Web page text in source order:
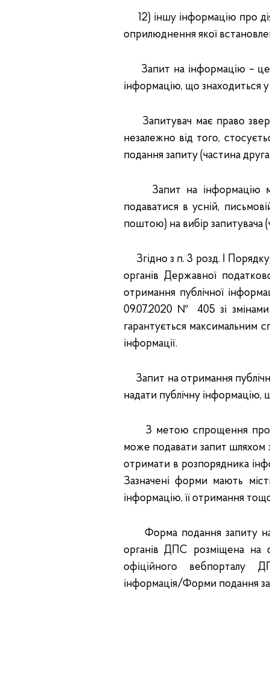
12) іншу інформацію про
оприлюднення якої
Запит на інформацію – це
інформацію, що знаходиться
Запитувач має право
незалежно від того,
подання запиту (частина
Запит на інформацію
подаватися в усній,
поштою) на вибір запитувача
Згідно з п. 3 розд. І Порядку
органів Державної
отримання публічної
09.07.2020 № 405 зі
гарантується максимальним
інформації.
Запит на отримання
надати публічну інформацію,
З метою спрощення
може подавати запит шляхом
отримати в розпорядника
Зазначені форми мають
інформацію, її отримання
Форма подання запиту на
органів ДПС розміщена на
офіційного вебпорталу
інформація/Форми подання